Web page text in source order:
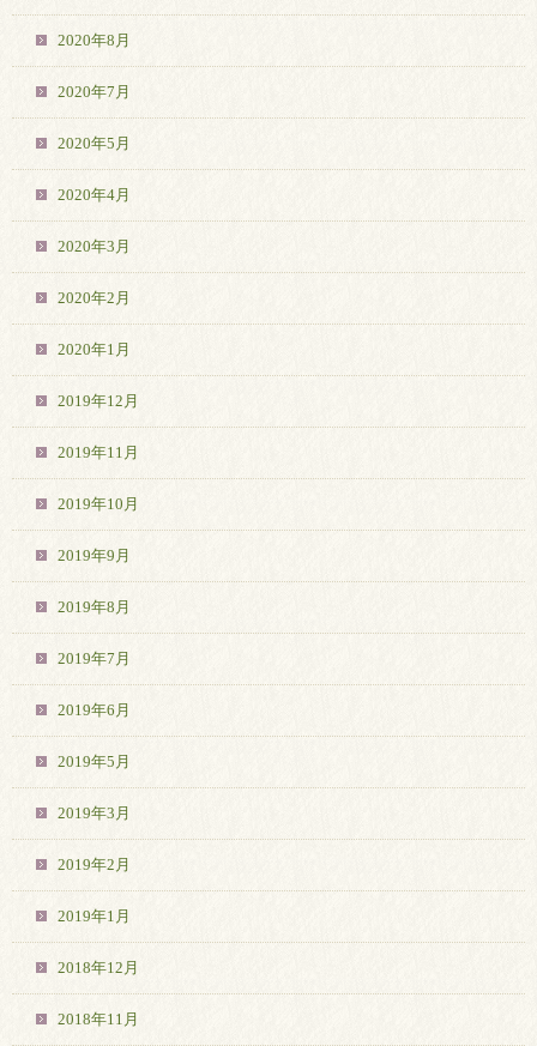
2020年8月
2020年7月
2020年5月
2020年4月
2020年3月
2020年2月
2020年1月
2019年12月
2019年11月
2019年10月
2019年9月
2019年8月
2019年7月
2019年6月
2019年5月
2019年3月
2019年2月
2019年1月
2018年12月
2018年11月